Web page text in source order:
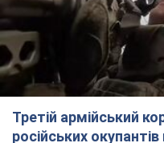
Третій армійський
російських